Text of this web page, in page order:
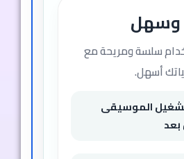
وسهل
سلسة ومريحة مع
أسهل.
الموسيقى
بعد